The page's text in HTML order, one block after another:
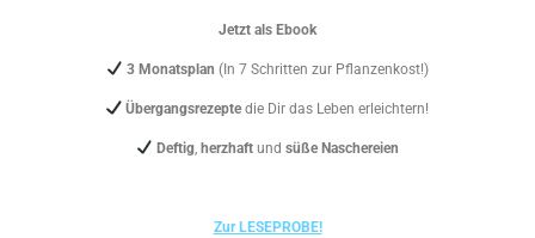
Jetzt als Ebook
3 Monatsplan (In 7 Schritten zur Pflanzenkost!)
Übergangsrezepte die Dir das Leben erleichtern!
Deftig,herzhaftund süße Naschereien
Zur LESEPROBE!